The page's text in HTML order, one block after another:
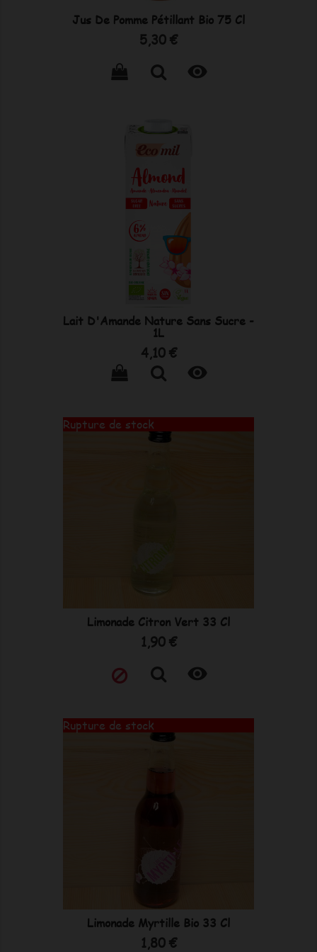
Jus De Pomme Pétillant Bio 75 Cl
Prix
5,30 €

Lait D'Amande Nature Sans Sucre -
1L
Prix
4,10 €

Rupture de stock
Limonade Citron Vert 33 Cl
Prix
1,90 €

Rupture de stock
Limonade Myrtille Bio 33 Cl
Prix
1,80 €